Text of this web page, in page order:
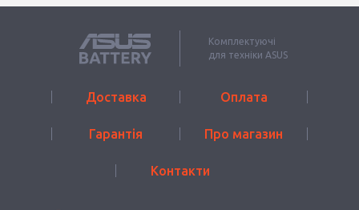
Комплектуючі
для техніки ASUS
Доставка Оплата
Гарантія Про магазин
Контакти